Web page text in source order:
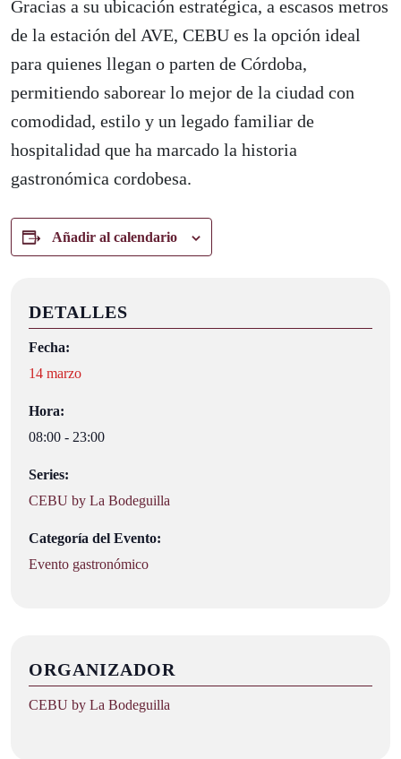
Gracias a su ubicación estratégica, a escasos metros
de la estación del AVE, CEBU es la opción ideal
para quienes llegan o parten de Córdoba,
permitiendo saborear lo mejor de la ciudad con
comodidad, estilo y un legado familiar de
hospitalidad que ha marcado la historia
gastronómica cordobesa.
Añadir al calendario
DETALLES
Fecha:
14 marzo
Hora:
08:00 - 23:00
Series:
CEBU by La Bodeguilla
Categoría del Evento:
Evento gastronómico
ORGANIZADOR
CEBU by La Bodeguilla